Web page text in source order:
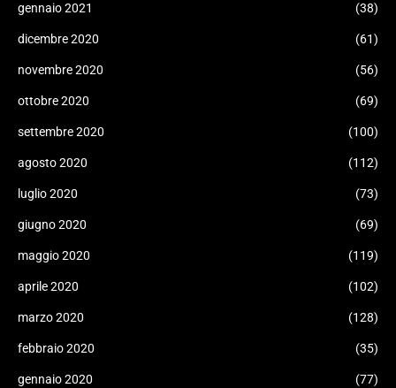
gennaio 2021 (38)
dicembre 2020 (61)
novembre 2020 (56)
ottobre 2020 (69)
settembre 2020 (100)
agosto 2020 (112)
luglio 2020 (73)
giugno 2020 (69)
maggio 2020 (119)
aprile 2020 (102)
marzo 2020 (128)
febbraio 2020 (35)
gennaio 2020 (77)